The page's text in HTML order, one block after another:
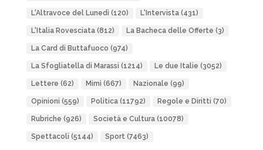
L'Altravoce del Lunedì (120) L'Intervista(431)
L'Italia Rovesciata(812) La Bacheca delle Offerte (3)
La Card di Buttafuoco (974)
La Sfogliatella di Marassi (1214) Le due Italie (3052)
Lettere (62) Mimì (667) Nazionale (99)
Opinioni (559) Politica(11792) Regole e Diritti (70)
Rubriche (926) Società e Cultura(10078)
Spettacoli (5144) Sport(7463)